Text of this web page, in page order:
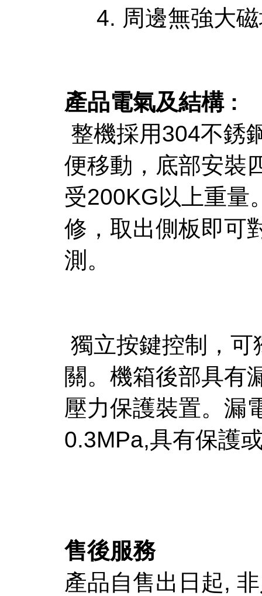
4. 周邊無強大磁
產品電氣及結構 :
整機採用304不銹
便移動，底部安裝
受200KG以上重量
修，取出側板即可
測。
獨立按鍵控制，
關。機箱後部具有
壓力保護裝置。漏
0.3MPa,具有保護
售後服務
產品自售出日起,